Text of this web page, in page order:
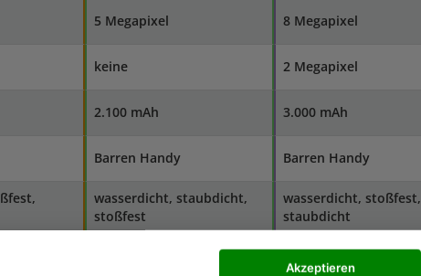
5 Megapixel 8 Megapixel
keine 2 Megapixel
2.100 mAh 3.000 mAh
Barren Handy Barren Handy
wasserdicht, staubdicht,
stoßfest
wasserdicht, stoßfest,
staubdicht
185 Gramm
Akzeptieren